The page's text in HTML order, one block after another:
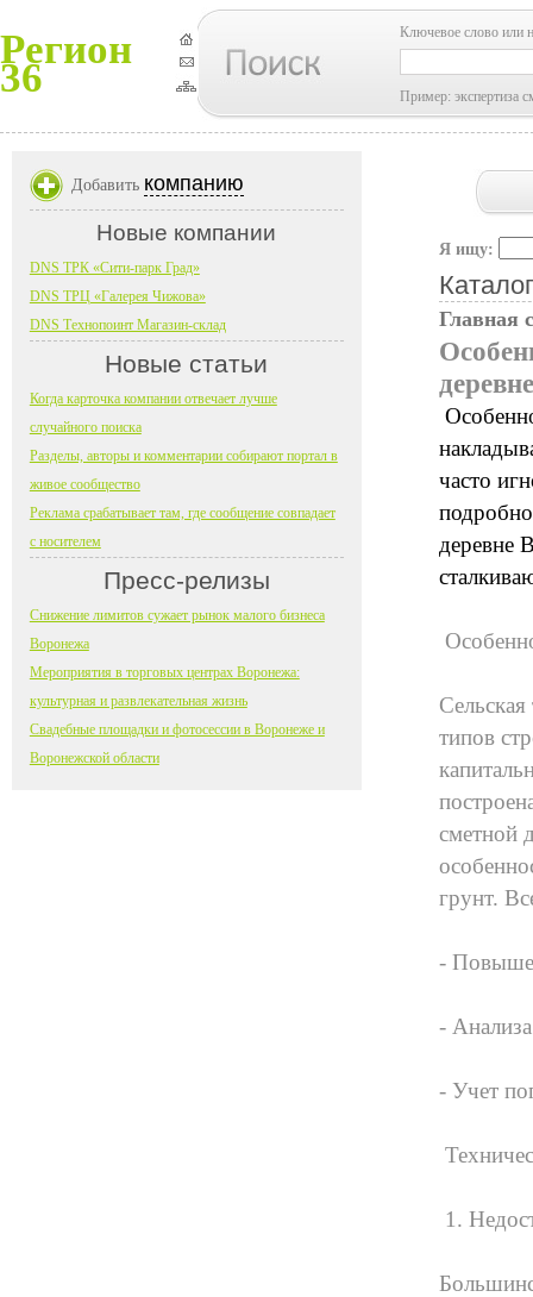
Регион
36
Ключевое слово или
Пример: экспертиза
Я ищу:
Главная
часто
деревне
типов
сметной
грунт.
-
-
- Учет
1.
Добавить компанию
Новые компании
DNS ТРК «Сити-парк Град»
DNS ТРЦ «Галерея Чижова»
DNS Технопоинт Магазин-склад
Новые статьи
Когда карточка компании отвечает лучше
случайного поиска
Разделы, авторы и комментарии собирают портал в
живое сообщество
Реклама срабатывает там, где сообщение совпадает
с носителем
Пресс-релизы
Снижение лимитов сужает рынок малого бизнеса
Воронежа
Мероприятия в торговых центрах Воронежа:
культурная и развлекательная жизнь
Свадебные площадки и фотосессии в Воронеже и
Воронежской области